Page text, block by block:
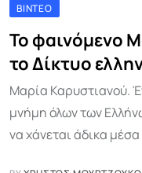
ΒΊΝΤΕΟ
Το φαινόμενο
το Δίκτυο
Μαρία Καρυστιανού.
μνήμη όλων των
να χάνεται άδικα